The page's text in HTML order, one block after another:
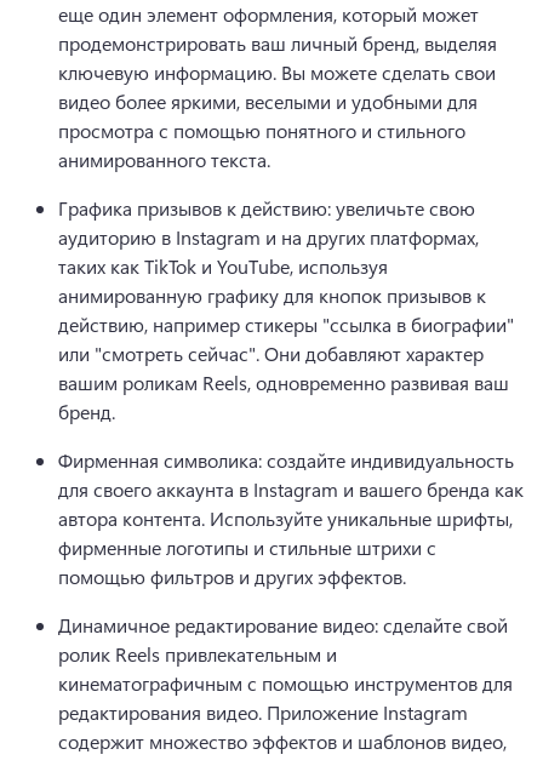
еще один элемент оформления, который может
продемонстрировать ваш личный бренд, выделяя
ключевую информацию. Вы можете сделать свои
видео более яркими, веселыми и удобными для
просмотра с помощью понятного и стильного
анимированного текста.
Графика призывов к действию: увеличьте свою
аудиторию в Instagram и на других платформах,
таких как TikTok и YouTube, используя
анимированную графику для кнопок призывов к
действию, например стикеры "ссылка в биографии"
или "смотреть сейчас". Они добавляют характер
вашим роликам Reels, одновременно развивая ваш
бренд.
Фирменная символика: создайте индивидуальность
для своего аккаунта в Instagram и вашего бренда как
автора контента. Используйте уникальные шрифты,
фирменные логотипы и стильные штрихи с
помощью фильтров и других эффектов.
Динамичное редактирование видео: сделайте свой
ролик Reels привлекательным и
кинематографичным с помощью инструментов для
редактирования видео. Приложение Instagram
содержит множество эффектов и шаблонов видео,